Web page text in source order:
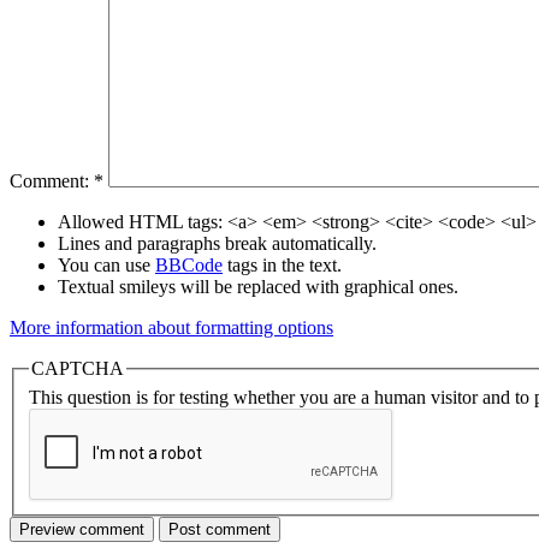
Comment: *
Allowed HTML tags: <a> <em> <strong> <cite> <code>
Lines and paragraphs break automatically.
You can use BBCode tags in the text.
Textual smileys will be replaced with graphical ones.
More information about formatting options
CAPTCHA
This question is for testing whether you are a human visitor and to